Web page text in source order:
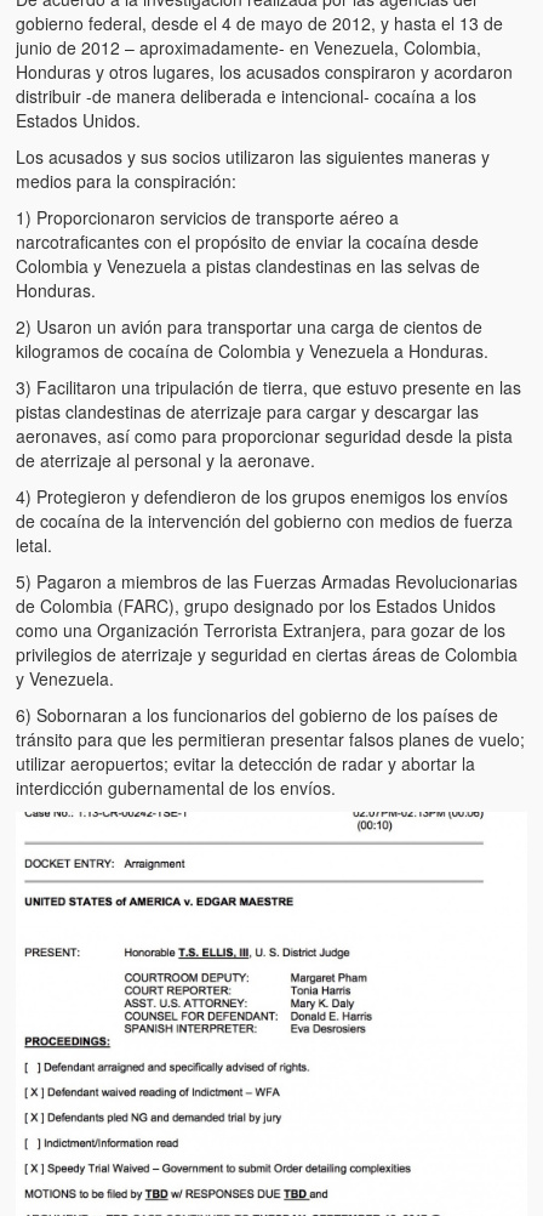
gobierno federal, desde el 4 de mayo de 2012, y hasta el 13 de
junio de 2012 – aproximadamente- en Venezuela, Colombia,
Honduras y otros lugares, los acusados conspiraron y acordaron
distribuir -de manera deliberada e intencional- cocaína a los
Estados Unidos.
Los acusados y sus socios utilizaron las siguientes maneras y
medios para la conspiración:
1) Proporcionaron servicios de transporte aéreo a
narcotraficantes con el propósito de enviar la cocaína desde
Colombia y Venezuela a pistas clandestinas en las selvas de
Honduras.
2) Usaron un avión para transportar una carga de cientos de
kilogramos de cocaína de Colombia y Venezuela a Honduras.
3) Facilitaron una tripulación de tierra, que estuvo presente en las
pistas clandestinas de aterrizaje para cargar y descargar las
aeronaves, así como para proporcionar seguridad desde la pista
de aterrizaje al personal y la aeronave.
4) Protegieron y defendieron de los grupos enemigos los envíos
de cocaína de la intervención del gobierno con medios de fuerza
letal.
5) Pagaron a miembros de las Fuerzas Armadas Revolucionarias
de Colombia (FARC), grupo designado por los Estados Unidos
como una Organización Terrorista Extranjera, para gozar de los
privilegios de aterrizaje y seguridad en ciertas áreas de Colombia
y Venezuela.
6) Sobornaran a los funcionarios del gobierno de los países de
tránsito para que les permitieran presentar falsos planes de vuelo;
utilizar aeropuertos; evitar la detección de radar y abortar la
interdicción gubernamental de los envíos.